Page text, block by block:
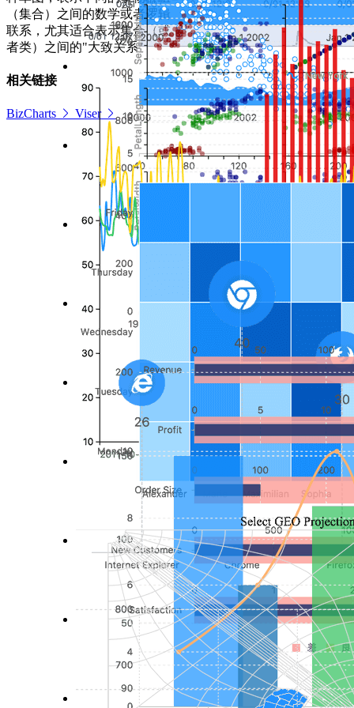
（集合）之间的数学或者逻辑
联系，尤其适合表示集合（或
者类）之间的"大致关系"
相关链接
BizCharts Viser